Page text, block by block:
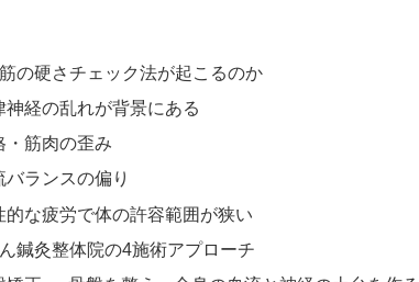
の硬さチェック法が起こるのか
経の乱れが背景にある
筋肉の歪み
ランスの偏り
な疲労で体の許容範囲が狭い
鍼灸整体院の4施術アプローチ